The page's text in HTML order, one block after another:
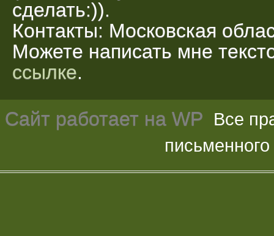
сделать:)).
Контакты: Московская
Можете написать мне
ссылке.
Сайт работает на WP
Все